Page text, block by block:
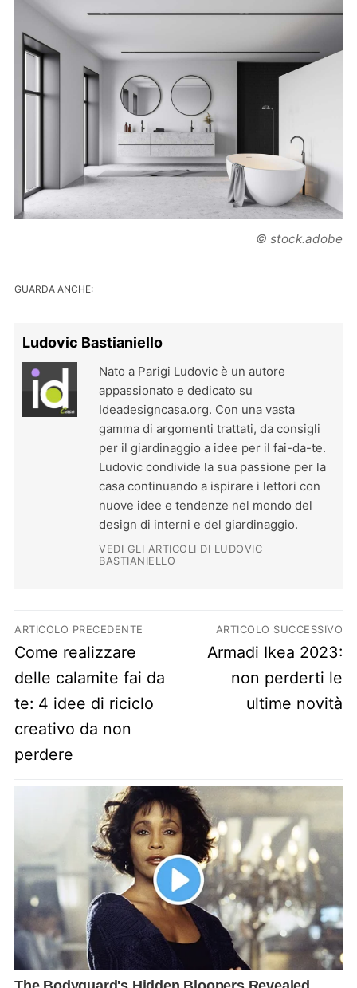
© stock.adobe
GUARDA ANCHE:
Ludovic Bastianiello
Nato a Parigi Ludovic è un autore
appassionato e dedicato su
Ideadesigncasa.org. Con una vasta
gamma di argomenti trattati, da consigli
per il giardinaggio a idee per il fai-da-te.
Ludovic condivide la sua passione per la
casa continuando a ispirare i lettori con
nuove idee e tendenze nel mondo del
design di interni e del giardinaggio.
VEDI GLI ARTICOLI DI LUDOVIC
BASTIANIELLO
Navigazione articoli
ARTICOLO PRECEDENTE
Previous post:
Come realizzare
delle calamite fai da
te: 4 idee di riciclo
creativo da non
perdere
ARTICOLO SUCCESSIVO
Next post:
Armadi Ikea 2023:
non perderti le
ultime novità